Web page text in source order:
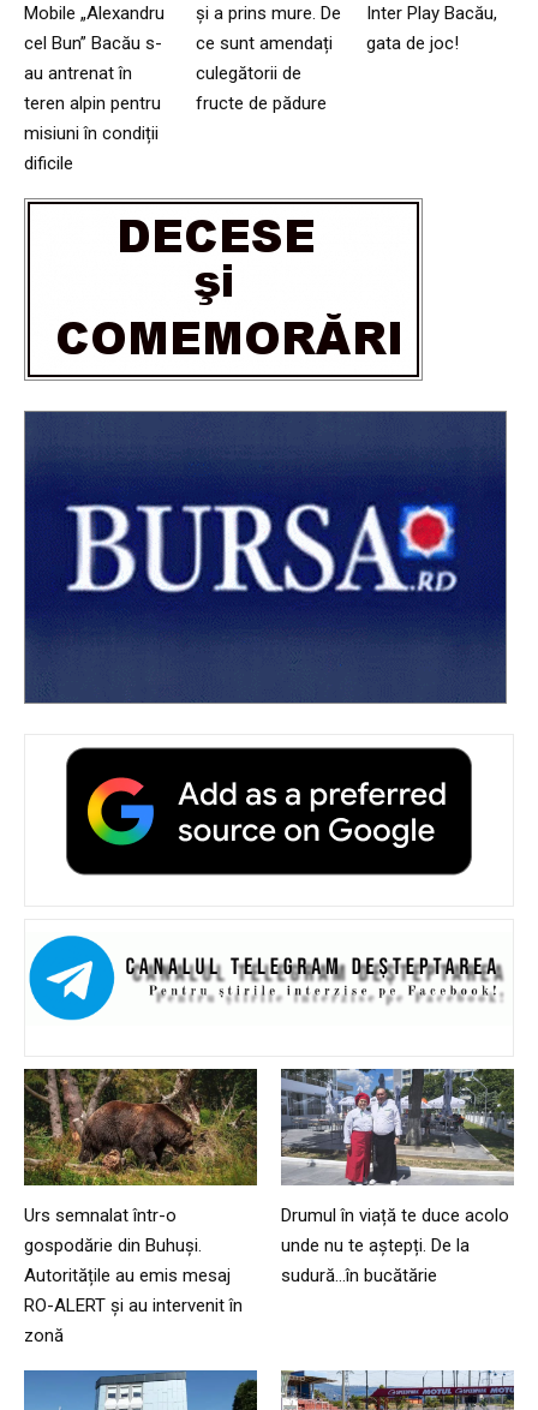
Mobile „Alexandru
cel Bun” Bacău s-
au antrenat în
teren alpin pentru
misiuni în condiții
dificile
și a prins mure. De
ce sunt amendați
culegătorii de
fructe de pădure
Inter Play Bacău,
gata de joc!
Urs semnalat într-o
gospodărie din Buhuși.
Autoritățile au emis mesaj
RO-ALERT și au intervenit în
zonă
Drumul în viață te duce acolo
unde nu te aștepți. De la
sudură…în bucătărie